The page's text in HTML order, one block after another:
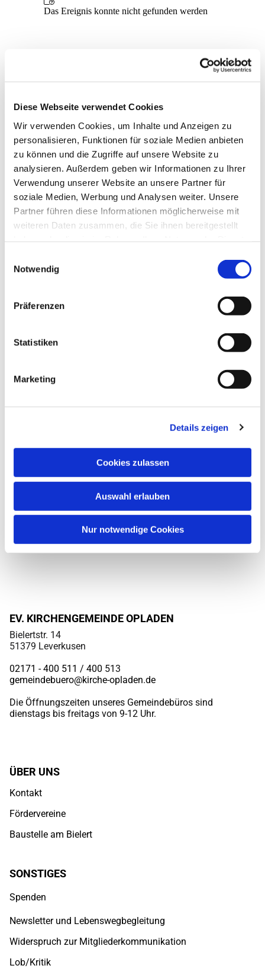
Diese Webseite verwendet Cookies
Wir verwenden Cookies, um Inhalte und Anzeigen zu
personalisieren, Funktionen für soziale Medien anbieten
zu können und die Zugriffe auf unsere Website zu
analysieren. Außerdem geben wir Informationen zu Ihrer
Verwendung unserer Website an unsere Partner für
soziale Medien, Werbung und Analysen weiter. Unsere
Partner führen diese Informationen möglicherweise mit
weiteren Daten zusammen, die Sie ihnen bereitgestellt
Notwendig
Präferenzen
Statistiken
Marketing
Details zeigen
Cookies zulassen
Auswahl erlauben
Nur notwendige Cookies
Dies könnte Sie auch
EV. KIRCHENGEMEINDE OPLADEN
Bielertstr. 14
51379 Leverkusen
02171 - 400 511 / 400 513
gemeindebuero@kirche-opladen.de
Die Öffnungszeiten unseres Gemeindebüros sind
dienstags bis freitags von 9-12 Uhr.
ÜBER UNS
Kontakt
Fördervereine
Baustelle am Bielert
SONSTIGES
Spenden
Newsletter und Lebenswegbegleitung
Widerspruch zur Mitgliederkommunikation
Lob/Kritik